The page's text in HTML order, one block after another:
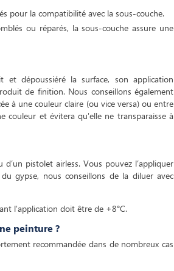
pour la compatibilité avec la sous-couche.
ou réparés, la sous-couche assure une
et dépoussiéré la surface, son application
de finition. Nous conseillons également
à une couleur claire (ou vice versa) ou entre
couleur et évitera qu'elle ne transparaisse à
d’un pistolet airless. Vous pouvez l’appliquer
gypse, nous conseillons de la diluer avec
l'application doit être de +8°C.
peinture ?
recommandée dans de nombreux cas